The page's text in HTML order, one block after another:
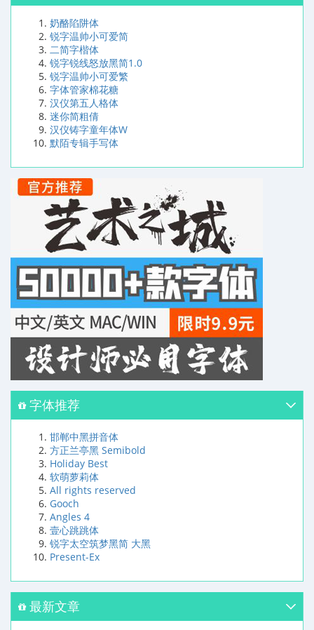
奶酪陷阱体
锐字温帅小可爱简
二简字楷体
锐字锐线怒放黑简1.0
锐字温帅小可爱繁
字体管家棉花糖
汉仪第五人格体
迷你简粗倩
汉仪铸字童年体W
默陌专辑手写体
字体推荐
邯郸中黑拼音体
方正兰亭黑 Semibold
Holiday Best
软萌萝莉体
All rights reserved
Gooch
Angles 4
壹心跳跳体
锐字太空筑梦黑简 大黑
Present-Ex
最新文章